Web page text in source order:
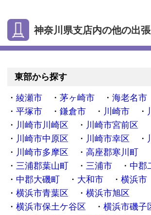
神奈川県支店内の他の出
東部から探す
綾瀬市 茅ヶ崎市 海老名市
平塚市
鎌倉市 川崎市
川崎市川崎区
川崎市宮前区
川崎市中原区
川崎市幸区
川崎市多摩区
高座郡寒川町
三浦郡葉山町
三浦市
中郡
中郡大磯町
大和市
横浜市
横浜市青葉区
横浜市旭区
横浜市保土ケ谷区
横浜市磯子